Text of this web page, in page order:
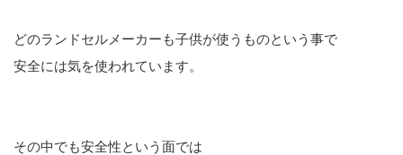
どのランドセルメーカーも子供が使うものという事で
安全には気を使われています。
その中でも安全性という面では